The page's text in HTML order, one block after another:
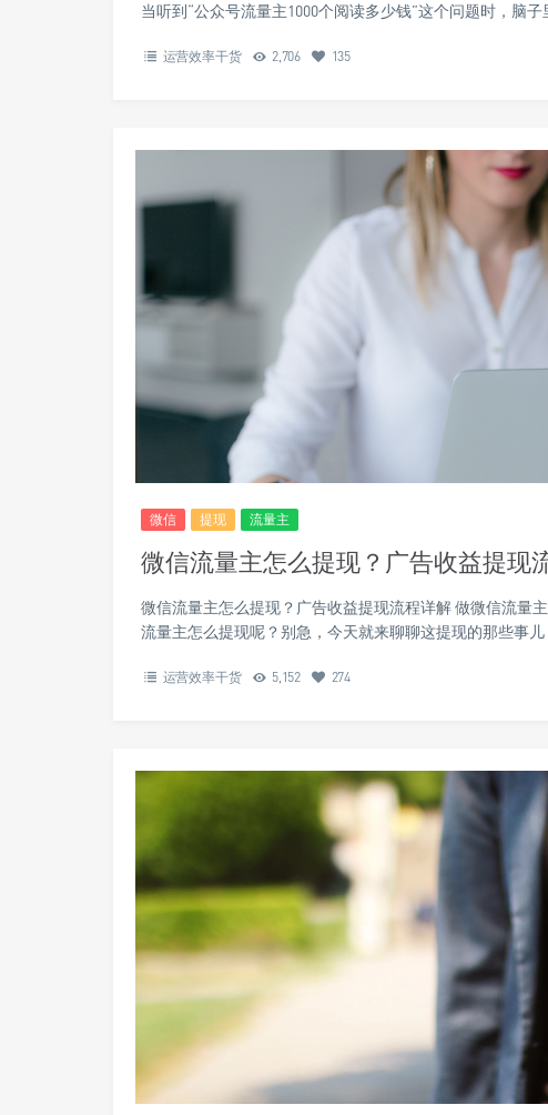
当听到“公众号流量主1000个阅读多少钱”这个问题时，
运营效率干货 2,706 135
微信 提现 流量主
微信流量主怎么提现？广告收益提现
微信流量主怎么提现？广告收益提现流程详解 做微信流量
流量主怎么提现呢？别急，今天就来聊聊这提现的那些事
运营效率干货 5,152 274